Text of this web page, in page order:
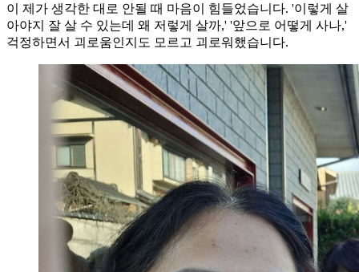
이 제가 생각한 대로 안될 때 마음이 힘들었습니다. '이렇게 살
아야지 잘 살 수 있는데 왜 저렇게 살까,' '앞으로 어떻게 사나,'
걱정하면서 괴로움인지도 모르고 괴로워했습니다.